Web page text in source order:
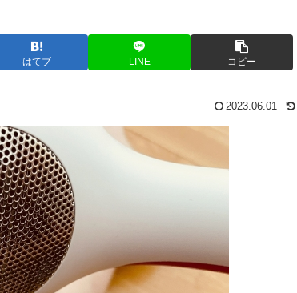
はてブ LINE コピー
2023.06.01